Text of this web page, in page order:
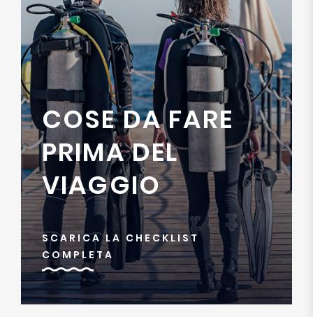
COSE DA FARE
PRIMA DEL
VIAGGIO
SCARICA LA CHECKLIST
COMPLETA